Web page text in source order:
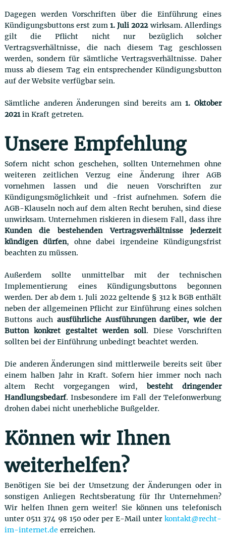
Dagegen werden Vorschriften über die Einführung eines
Kündigungsbuttons erst zum 1. Juli 2022wirksam. Allerdings
gilt die Pflicht nicht nur bezüglich solcher
Vertragsverhältnisse, die nach diesem Tag geschlossen
werden, sondern für sämtliche Vertragsverhältnisse. Daher
muss ab diesem Tag ein entsprechender Kündigungsbutton
auf der Website verfügbar sein.
Sämtliche anderen Änderungen sind bereits am1. Oktober
2021in Kraft getreten.
Unsere Empfehlung
Sofern nicht schon geschehen, sollten Unternehmen ohne
weiteren zeitlichen Verzug eine Änderung ihrer AGB
vornehmen lassen und die neuen Vorschriften zur
Kündigungsmöglichkeit und -frist aufnehmen. Sofern die
AGB-Klauseln noch auf dem alten Recht beruhen, sind diese
unwirksam. Unternehmen riskieren in diesem Fall, dass ihre
Kunden die bestehenden Vertragsverhältnisse jederzeit
kündigen dürfen, ohne dabei irgendeine Kündigungsfrist
beachten zu müssen.
Außerdem sollte unmittelbar mit der technischen
Implementierung eines Kündigungsbuttons begonnen
werden. Der ab dem 1. Juli 2022 geltende § 312 k BGB enthält
neben der allgemeinen Pflicht zur Einführung eines solchen
Buttons auch ausführliche Ausführungen darüber, wie der
Button konkret gestaltet werden soll. Diese Vorschriften
sollten bei der Einführung unbedingt beachtet werden.
Die anderen Änderungen sind mittlerweile bereits seit über
einem halben Jahr in Kraft. Sofern hier immer noch nach
altem Recht vorgegangen wird, besteht dringender
Handlungsbedarf. Insbesondere im Fall der Telefonwerbung
drohen dabei nicht unerhebliche Bußgelder.
Können wir Ihnen
weiterhelfen?
Benötigen Sie bei der Umsetzung der Änderungen oder in
sonstigen Anliegen Rechtsberatung für Ihr Unternehmen?
Wir helfen Ihnen gern weiter! Sie können uns telefonisch
unter 0511 374 98 150 oder per E-Mail unterkontakt@recht-
im-internet.de erreichen.